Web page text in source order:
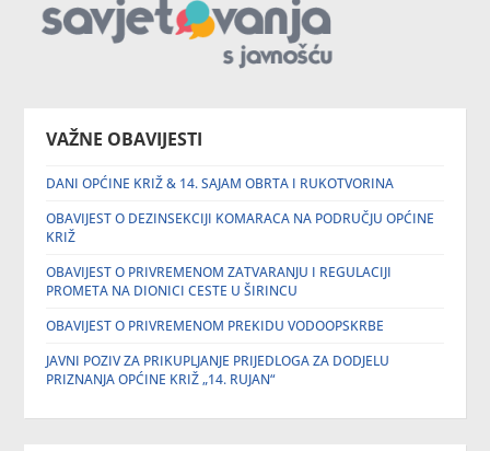
VAŽNE OBAVIJESTI
DANI OPĆINE KRIŽ & 14. SAJAM OBRTA I RUKOTVORINA
OBAVIJEST O DEZINSEKCIJI KOMARACA NA PODRUČJU OPĆINE
KRIŽ
OBAVIJEST O PRIVREMENOM ZATVARANJU I REGULACIJI
PROMETA NA DIONICI CESTE U ŠIRINCU
OBAVIJEST O PRIVREMENOM PREKIDU VODOOPSKRBE
JAVNI POZIV ZA PRIKUPLJANJE PRIJEDLOGA ZA DODJELU
PRIZNANJA OPĆINE KRIŽ „14. RUJAN“